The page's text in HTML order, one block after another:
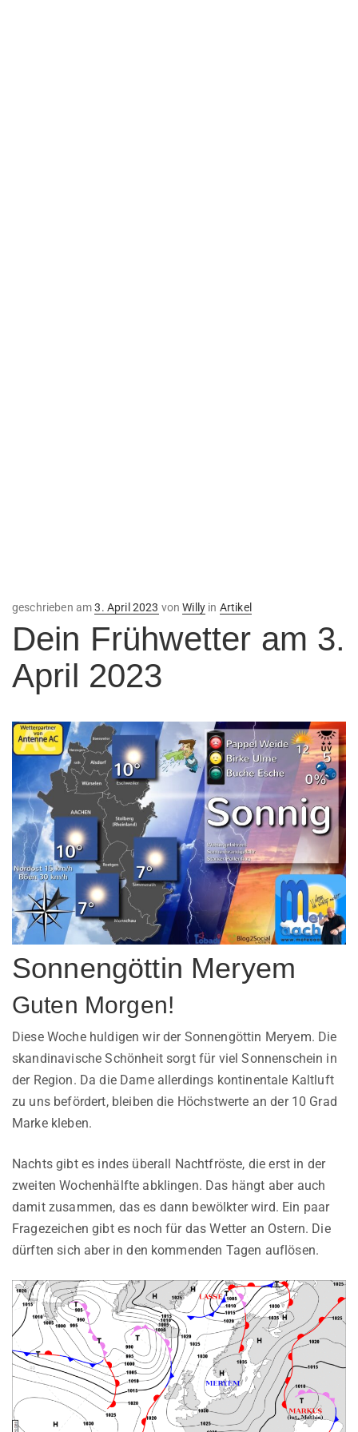
geschrieben amVeröffentlicht
am
3. April 2023 vonWilly in Artikel
Dein Frühwetter am 3.
April 2023
Sonnengöttin Meryem
Guten Morgen!
Diese Woche huldigen wir der Sonnengöttin Meryem. Die
skandinavische Schönheit sorgt für viel Sonnenschein in
der Region. Da die Dame allerdings kontinentale Kaltluft
zu uns befördert, bleiben die Höchstwerte an der 10 Grad
Marke kleben.
Nachts gibt es indes überall Nachtfröste, die erst in der
zweiten Wochenhälfte abklingen. Das hängt aber auch
damit zusammen, das es dann bewölkter wird. Ein paar
Fragezeichen gibt es noch für das Wetter an Ostern. Die
dürften sich aber in den kommenden Tagen auflösen.